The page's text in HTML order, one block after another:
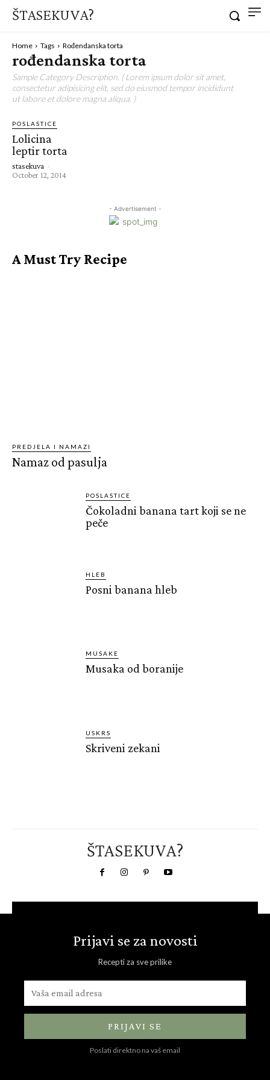
ŠTASEKUVA?
Home Tags Rođendanska torta
rođendanska torta
Sample Category Description. ( Lorem ipsum dolor sit amet,
consectetur adipisicing elit, sed do eiusmod tempor incididunt
ut labore et dolore magna aliqua. )
POSLASTICE
Lolicina
leptir torta
stasekuva -
October 12, 2014
- Advertisement -
A Must Try Recipe
PREDJELA I NAMAZI
Namaz od pasulja
POSLASTICE
Čokoladni banana tart koji se ne
peče
HLEB
Posni banana hleb
MUSAKE
Musaka od boranije
USKRS
Skriveni zekani
ŠTASEKUVA?
Prijavi se za novosti
Recepti za sve prilike
PRIJAVI SE
Poslati direktno na vaš email